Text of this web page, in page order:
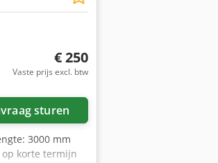
€ 250
Vaste prijs excl. btw
sturen
3000 mm
op korte termijn